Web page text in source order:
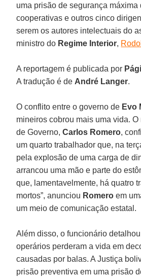
uma prisão de segurança máxima
cooperativas e outros cinco
serem os autores intelectuais do
ministro do Regime Interior,
A reportagem é publicada por
A tradução é de André Langer.
O conflito entre o governo de Evo
mineiros cobrou mais uma vida.
de Governo,Carlos Romero,
um quarto trabalhador que, na
pela explosão de uma carga de
arrancou uma mão e parte do
que, lamentavelmente, há quatro
mortos”, anunciou Romero em
um meio de comunicação estatal.
Além disso, o funcionário
operários perderam a vida em
causadas por balas. A Justiça
prisão preventiva em uma prisão